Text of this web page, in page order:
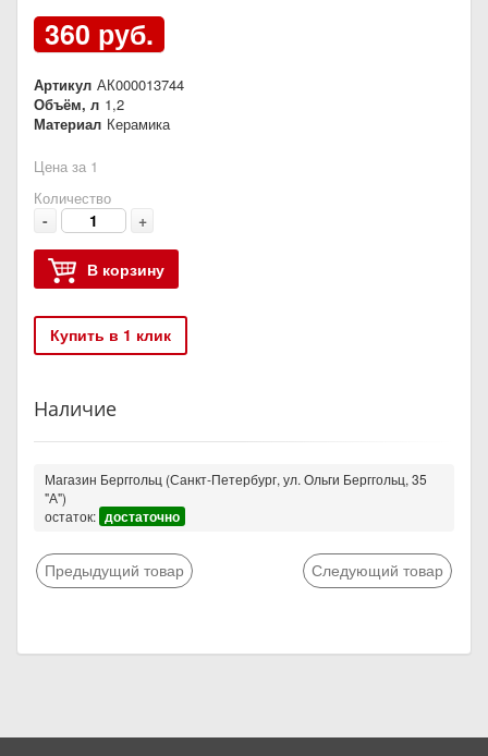
360 руб.
Артикул АК000013744
Объём, л 1,2
Материал Керамика
Цена за 1
Количество
- +
В корзину
Купить в 1 клик
Наличие
Магазин Берггольц (Санкт-Петербург, ул. Ольги Берггольц, 35
"А")
остаток: достаточно
Предыдущий товар Следующий товар